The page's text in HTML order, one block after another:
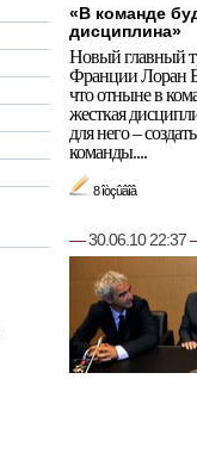
«В команде
дисциплина»
Новый главный
Франции Лоран
что отныне в
жесткая
для него –
команды....
8 îòçûâîâ
—30.06.10 22:37